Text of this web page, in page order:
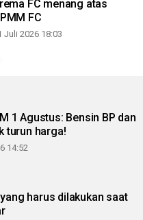
FC menang atas
FC
Juli 2026 18:03
1 Agustus: Bensin BP dan
turun harga!
14:52
harus dilakukan saat